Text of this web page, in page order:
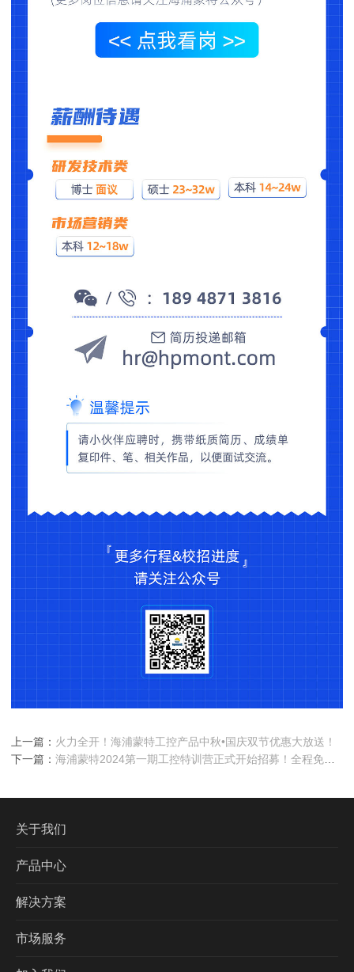
上一篇： 火力全开！海浦蒙特工控产品中秋•国庆双节优惠大放送！
下一篇： 海浦蒙特2024第一期工控特训营正式开始招募！全程免
关于我们
产品中心
解决方案
市场服务